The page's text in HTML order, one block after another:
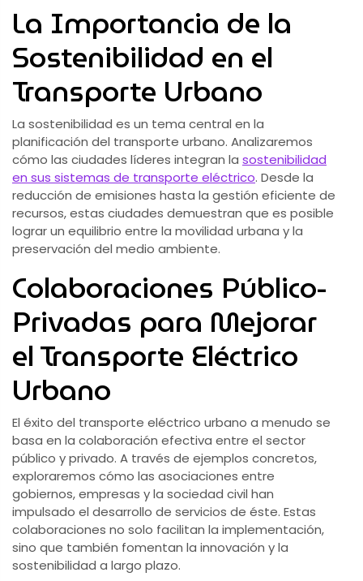
La Importancia de la
Sostenibilidad en el
Transporte Urbano
La sostenibilidad es un tema central en la
planificación del transporte urbano. Analizaremos
cómo las ciudades líderes integran la sostenibilidad
en sus sistemas de transporte eléctrico. Desde la
reducción de emisiones hasta la gestión eficiente de
recursos, estas ciudades demuestran que es posible
lograr un equilibrio entre la movilidad urbana y la
preservación del medio ambiente.
Colaboraciones Público-
Privadas para Mejorar
el Transporte Eléctrico
Urbano
El éxito del transporte eléctrico urbano a menudo se
basa en la colaboración efectiva entre el sector
público y privado. A través de ejemplos concretos,
exploraremos cómo las asociaciones entre
gobiernos, empresas y la sociedad civil han
impulsado el desarrollo de servicios de éste. Estas
colaboraciones no solo facilitan la implementación,
sino que también fomentan la innovación y la
sostenibilidad a largo plazo.